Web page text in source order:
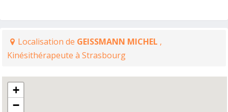
Localisation de GEISSMANN MICHEL ,
Kinésithérapeute à Strasbourg
+
−